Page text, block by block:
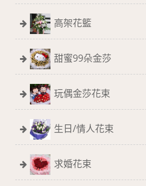
高架花籃
甜蜜99朵金莎
玩偶金莎花束
生日/情人花束
求婚花束